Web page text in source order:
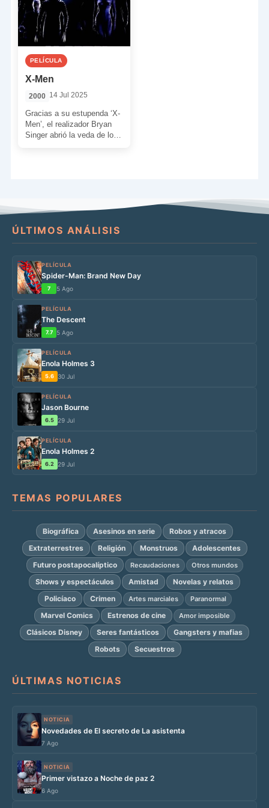
PELÍCULA
X-Men
2000 14 Jul 2025
Gracias a su estupenda ‘X-
Men’, el realizador Bryan
Singer abrió la veda de lo
ÚLTIMOS ANÁLISIS
PELÍCULA
Spider-Man: Brand New Day
7 5 Ago
PELÍCULA
The Descent
7.7 5 Ago
PELÍCULA
Enola Holmes 3
5.6 30 Jul
PELÍCULA
Jason Bourne
6.5 29 Jul
PELÍCULA
Enola Holmes 2
6.2 29 Jul
TEMAS POPULARES
Biográfica Asesinos en serie
Robos y atracos
Extraterrestres
Religión Monstruos
Adolescentes
Futuro postapocalíptico
Recaudaciones Otros mundos
Shows y espectáculos Amistad
Novelas y relatos
Policíaco
Crimen Artes marciales Paranormal
Marvel Comics Estrenos de cine Amor imposible
Clásicos Disney Seres fantásticos
Gangsters y mafias
Robots
Secuestros
ÚLTIMAS NOTICIAS
NOTICIA
Novedades de El secreto de La asistenta
7 Ago
NOTICIA
Primer vistazo a Noche de paz 2
6 Ago